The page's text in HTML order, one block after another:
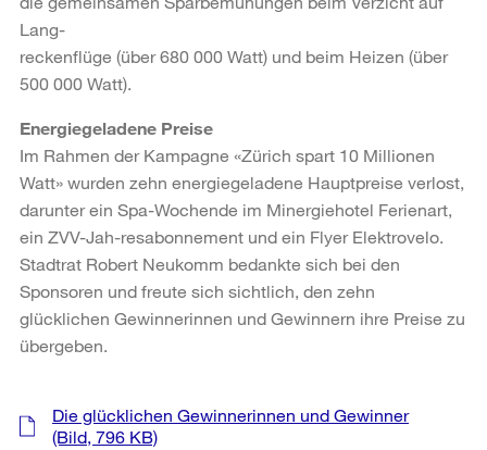
Lang-
reckenflüge (über 680 000 Watt) und beim Heizen (über
500 000 Watt).
Energiegeladene Preise
Im Rahmen der Kampagne «Zürich spart 10 Millionen
Watt» wurden zehn energiegeladene Hauptpreise verlost,
darunter ein Spa-Wochende im Minergiehotel Ferienart,
ein ZVV-Jah-resabonnement und ein Flyer Elektrovelo.
Stadtrat Robert Neukomm bedankte sich bei den
Sponsoren und freute sich sichtlich, den zehn
glücklichen Gewinnerinnen und Gewinnern ihre Preise zu
übergeben.
Weitere
Informationen
Die glücklichen Gewinnerinnen und Gewinner
(Bild, 796 KB)